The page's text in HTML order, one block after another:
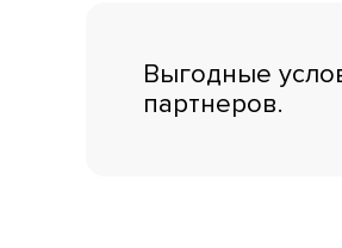
Выгодные
партнеров.